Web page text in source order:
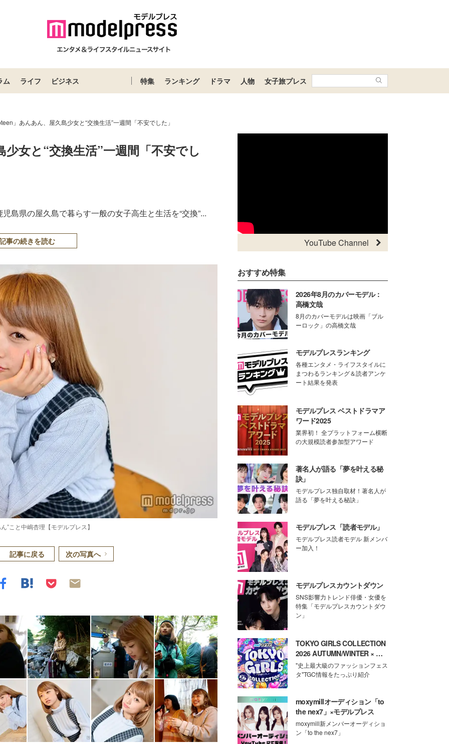
ム ライフ ビジネス 特集 ランキング ドラマ 人物 女子旅プレス
」あんあん、屋久島少女と“交換生活”一週間「不安でした」
女と“交換生活”一週間「不安でし
島県の屋久島で暮らす一般の女子高生と生活を“交換”...
事の続きを読む
”こと中嶋杏理【モデルプレス】
記事に戻る 次の写真へ
YouTube Channel
おすすめ特集
2026年8月のカバーモデル：
高橋文哉
8月のカバーモデルは映画「ブル
ーロック」の高橋文哉
モデルプレスランキング
各種エンタメ・ライフスタイルに
まつわるランキング＆読者アンケ
ート結果を発表
モデルプレス ベストドラマア
ワード2025
業界初！ 全プラットフォーム横断
の大規模読者参加型アワード
著名人が語る「夢を叶える秘
訣」
モデルプレス独自取材！著名人が
語る「夢を叶える秘訣」
モデルプレス「読者モデル」
モデルプレス読者モデル 新メンバ
ー加入！
モデルプレスカウントダウン
SNS影響力トレンド俳優・女優を
特集「モデルプレスカウントダウ
ン」
TOKYO GIRLS COLLECTION
2026 AUTUMN/WINTER × モ
デルプレス
"史上最大級のファッションフェス
タ"TGC情報をたっぷり紹介
moxymillオーディション「to
the nex7」×モデルプレス
moxymill新メンバーオーディショ
ン「to the nex7」